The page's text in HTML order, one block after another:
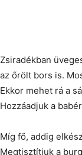
Zsiradékban
az őrölt bors is.
Ekkor mehet rá a
Hozzáadjuk a
Míg fő, addig
Megtisztítjuk a